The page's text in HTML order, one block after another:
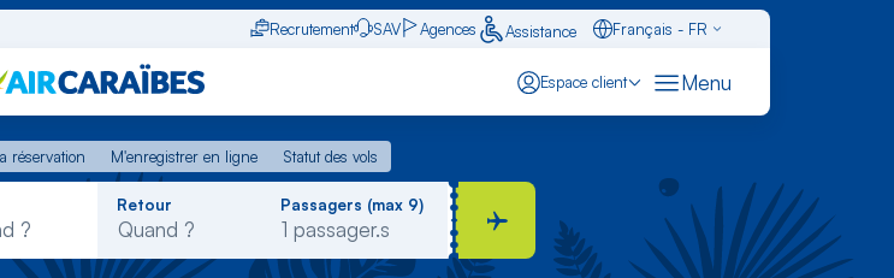
Recrutement SAV Agences Assistance
Français - FR
Espace client Menu
réservation M'enregistrer en ligne
Statut des vols
réservation M'enregistrer en ligne Statut des vols
Retour Passagers (max 9)